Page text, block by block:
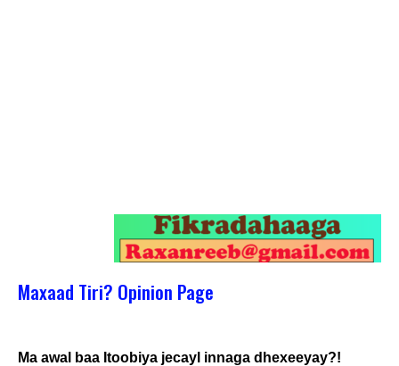
Maxaad Tiri? Opinion Page
Ma awal baa Itoobiya jecayl innaga dhexeeyay?!